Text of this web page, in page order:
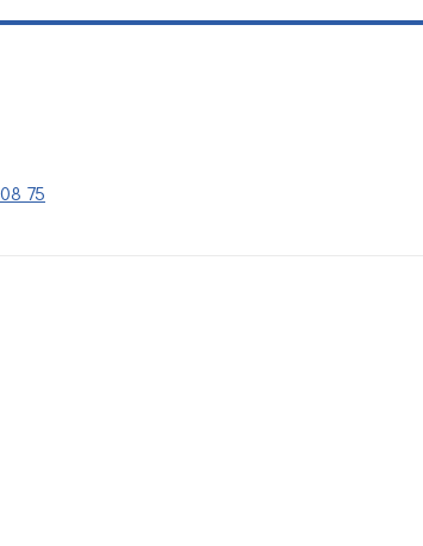
75